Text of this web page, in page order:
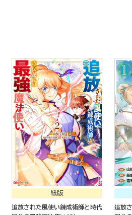
紙版
追放された風使い錬成術師と時代
追放